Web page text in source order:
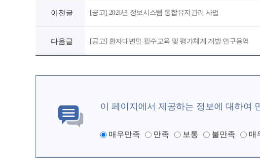
이전글 [공고] 2026년 정보시스템 통합유지관리 사업
다음글 [공고] 환자대변인 필수교육 및 평가체계 개발 연구용역
이 페이지에서 제공하는 정보에 대하여
매우만족 만족 보통 불만족 매